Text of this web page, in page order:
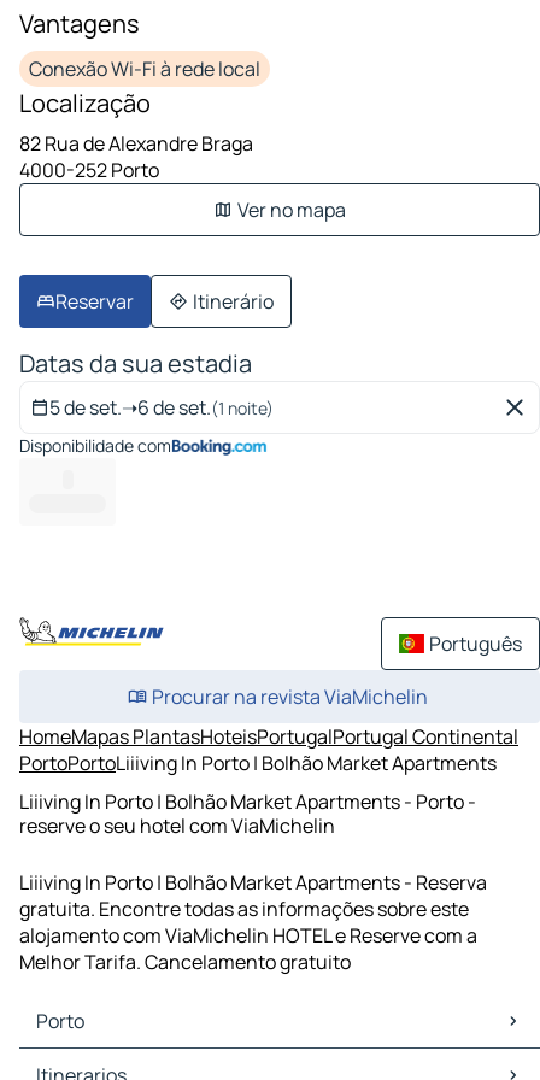
Vantagens
Conexão Wi-Fi à rede local
Localização
82 Rua de Alexandre Braga
4000-252 Porto
Ver no mapa
Reservar Itinerário
Datas da sua estadia
5 de set.➝6 de set.(1 noite)
Disponibilidade com
Português
Procurar na revista ViaMichelin
HomeMapas PlantasHoteisPortugalPortugal Continental
PortoPortoLiiiving In Porto | Bolhão Market Apartments
Liiiving In Porto | Bolhão Market Apartments - Porto -
reserve o seu hotel com ViaMichelin
Liiiving In Porto | Bolhão Market Apartments - Reserva
gratuita. Encontre todas as informações sobre este
alojamento com ViaMichelin HOTEL e Reserve com a
Melhor Tarifa. Cancelamento gratuito
Porto
Porto Mapas Plantas